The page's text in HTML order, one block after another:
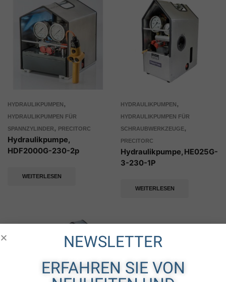
HYDRAULIKPUMPEN,
HYDRAULIKPUMPEN FÜR
SPANNZYLINDER, PRECITORC
Hydraulikpumpe,
HDF2000G-230-2p
WEITERLESEN
HYDRAULIKPUMPEN,
HYDRAULIKPUMPEN FÜR
SCHRAUBWERKZEUGE,
PRECITORC
Hydraulikpumpe, HE025G-
3-230-1P
WEITERLESEN
NEWSLETTER
ERFAHREN SIE VON